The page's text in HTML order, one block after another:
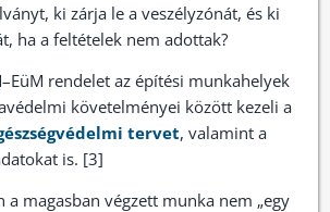
ki zárja le a veszélyzónát, és ki
ha a feltételek nem adottak?
rendelet az építési munkahelyek
követelményei között kezeli a
tervet, valamint a
is. [3]
a magasban végzett munka nem „egy